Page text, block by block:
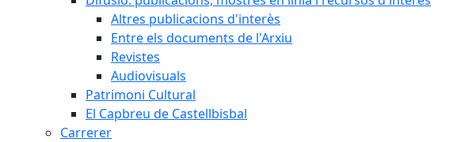
Altres publicacions d'interès
Entre els documents de l'Arxiu
Revistes
Audiovisuals
Patrimoni Cultural
El Capbreu de Castellbisbal
Carrerer